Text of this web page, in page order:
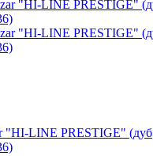
LINE PRESTIGE" (дуб